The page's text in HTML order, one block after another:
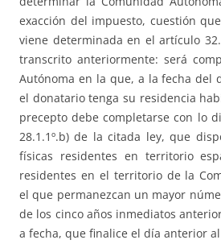
exacción del impuesto, cuestión
viene determinada en el artículo
transcrito anteriormente: será
Autónoma en la que, a la fecha del
el donatario tenga su residencia
precepto debe completarse con lo
28.1.1º.b) de la citada ley, que
físicas residentes en territorio
residentes en el territorio de la
el que permanezcan un mayor
de los cinco años inmediatos
a fecha, que finalice el día anterior